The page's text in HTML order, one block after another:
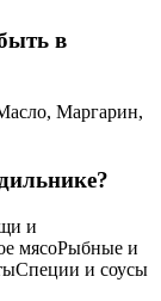
в
Маргарин,
и
мясоРыбные и
и соусы